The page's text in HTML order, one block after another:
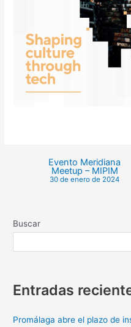
Evento Meridiana
Meetup – MIPIM
30 de enero de 2024
Buscar
Entradas
Promálaga abre el plazo de